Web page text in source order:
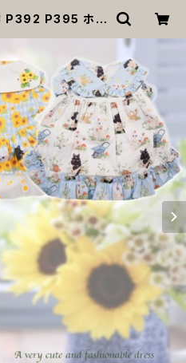
P392 P395 ホワ
れ かわいい 送料無
可 | MOANA